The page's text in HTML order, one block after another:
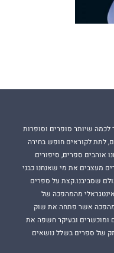
שיותר סופרים וסופרות
לתת לקוראים חופש בחירה
אוהבים ספרים, סיפורים
מעצבים את מי שאנחנו כבני
שסביבנו.קצת על ספרים
אינטגראלי מהמהפכה של
מהפכה אשר פתחה את שוק
ומוכשרים ובעיקר חשפה את
של ספרים בשלל נושאים